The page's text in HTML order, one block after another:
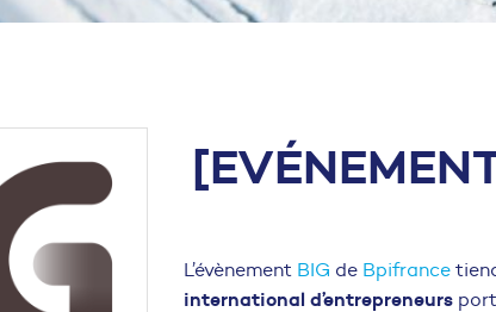
L’évènement BIG de Bpifrance
international d’entrepreneurs